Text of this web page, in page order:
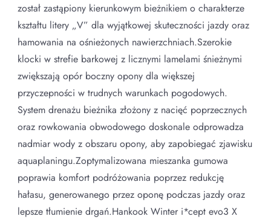
został zastąpiony kierunkowym bieżnikiem o charakterze
kształtu litery „V” dla wyjątkowej skuteczności jazdy oraz
hamowania na ośnieżonych nawierzchniach.Szerokie
klocki w strefie barkowej z licznymi lamelami śnieżnymi
zwiększają opór boczny opony dla większej
przyczepności w trudnych warunkach pogodowych.
System drenażu bieżnika złożony z nacięć poprzecznych
oraz rowkowania obwodowego doskonale odprowadza
nadmiar wody z obszaru opony, aby zapobiegać zjawisku
aquaplaningu.Zoptymalizowana mieszanka gumowa
poprawia komfort podróżowania poprzez redukcję
hałasu, generowanego przez oponę podczas jazdy oraz
lepsze tłumienie drgań.Hankook Winter i*cept evo3 X